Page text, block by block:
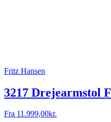
Fritz Hansen
3217 Drejearmstol
Fra 11.999,00kr.